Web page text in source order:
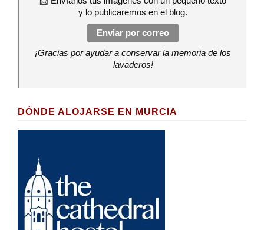
y lo publicaremos en el blog.
Enviar por correo
¡Gracias por ayudar a conservar la memoria de los
lavaderos!
DÓNDE ALOJARSE EN MURCIA